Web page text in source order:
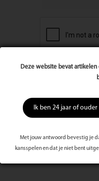
Deze website bevat
Ik ben 24 jaar of ouder
Met jouw antwoord bevestig je
kansspelen en dat je niet bent
Meest bekeken dit